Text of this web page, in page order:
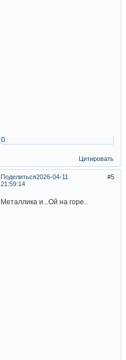
0
Цитировать
Поделиться 5
2026-04-11
21:59:14
Металлика и...Ой на горе..